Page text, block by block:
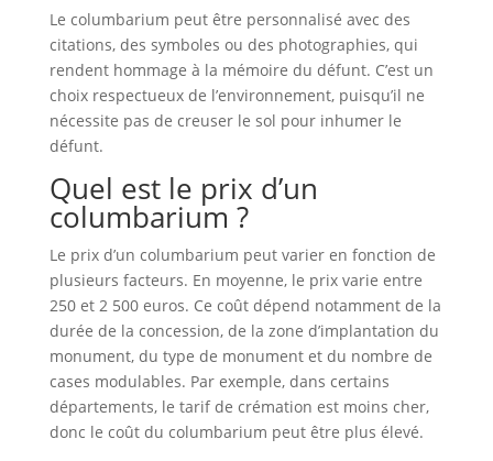
Le columbarium peut être personnalisé avec des
citations, des symboles ou des photographies, qui
rendent hommage à la mémoire du défunt. C’est un
choix respectueux de l’environnement, puisqu’il ne
nécessite pas de creuser le sol pour inhumer le
défunt.
Quel est le prix d’un
columbarium ?
Le prix d’un columbarium peut varier en fonction de
plusieurs facteurs. En moyenne, le prix varie entre
250 et 2 500 euros. Ce coût dépend notamment de la
durée de la concession, de la zone d’implantation du
monument, du type de monument et du nombre de
cases modulables. Par exemple, dans certains
départements, le tarif de crémation est moins cher,
donc le coût du columbarium peut être plus élevé.